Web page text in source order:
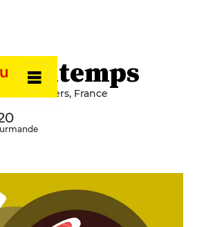
Bontemps
Béziers, France